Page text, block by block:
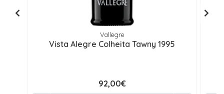
Vallegre
Vista Alegre Colheita Tawny 1995
92,00€